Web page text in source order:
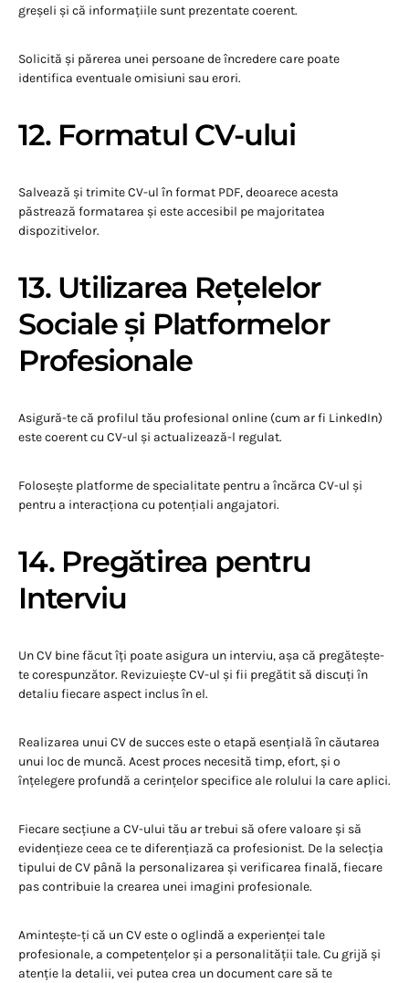
greșeli și că informațiile sunt prezentate coerent.
Solicită și părerea unei persoane de încredere care poate
identifica eventuale omisiuni sau erori.
12. Formatul CV-ului
Salvează și trimite CV-ul în format PDF, deoarece acesta
păstrează formatarea și este accesibil pe majoritatea
dispozitivelor.
13. Utilizarea Rețelelor
Sociale și Platformelor
Profesionale
Asigură-te că profilul tău profesional online (cum ar fi LinkedIn)
este coerent cu CV-ul și actualizează-l regulat.
Folosește platforme de specialitate pentru a încărca CV-ul și
pentru a interacționa cu potențiali angajatori.
14. Pregătirea pentru
Interviu
Un CV bine făcut îți poate asigura un interviu, așa că pregătește-
te corespunzător. Revizuiește CV-ul și fii pregătit să discuți în
detaliu fiecare aspect inclus în el.
Realizarea unui CV de succes este o etapă esențială în căutarea
unui loc de muncă. Acest proces necesită timp, efort, și o
înțelegere profundă a cerințelor specifice ale rolului la care aplici.
Fiecare secțiune a CV-ului tău ar trebui să ofere valoare și să
evidențieze ceea ce te diferențiază ca profesionist. De la selecția
tipului de CV până la personalizarea și verificarea finală, fiecare
pas contribuie la crearea unei imagini profesionale.
Amintește-ți că un CV este o oglindă a experienței tale
profesionale, a competențelor și a personalității tale. Cu grijă și
atenție la detalii, vei putea crea un document care să te